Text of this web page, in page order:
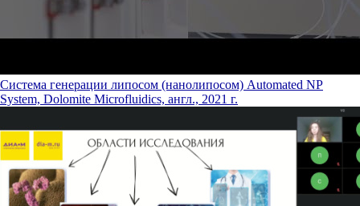
Система генерации липосом (нанолипосом) Automated NP
System, Dolomite Microfluidics, англ., 2021 г.